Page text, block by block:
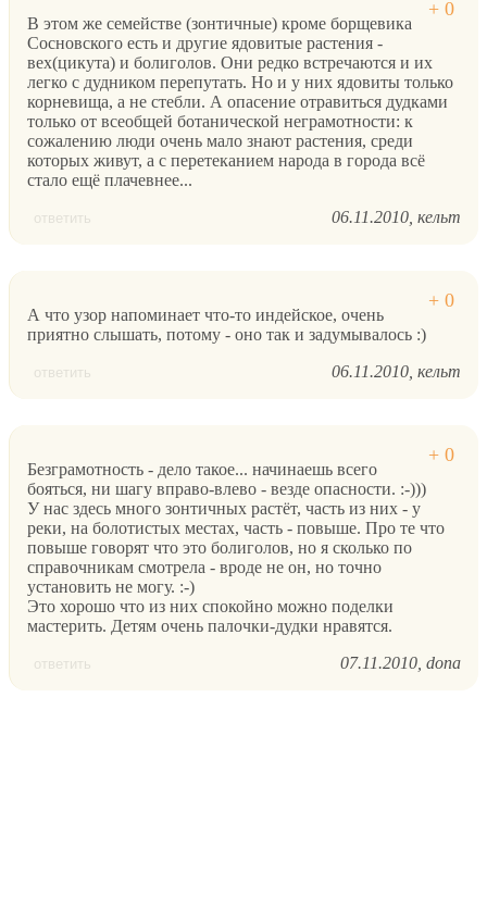
В этом же семействе (зонтичные) кроме борщевика
Сосновского есть и другие ядовитые растения -
вех(цикута) и болиголов. Они редко встречаются и их
легко с дудником перепутать. Но и у них ядовиты только
корневища, а не стебли. А опасение отравиться дудками
только от всеобщей ботанической неграмотности: к
сожалению люди очень мало знают растения, среди
которых живут, а с перетеканием народа в города всё
стало ещё плачевнее...
ответить 06.11.2010 кельт
А что узор напоминает что-то индейское, очень
приятно слышать, потому - оно так и задумывалось :)
ответить 06.11.2010 кельт
Безграмотность - дело такое... начинаешь всего
бояться, ни шагу вправо-влево - везде опасности. :-)))
У нас здесь много зонтичных растёт, часть из них - у
реки, на болотистых местах, часть - повыше. Про те что
повыше говорят что это болиголов, но я сколько по
справочникам смотрела - вроде не он, но точно
установить не могу. :-)
Это хорошо что из них спокойно можно поделки
мастерить. Детям очень палочки-дудки нравятся.
ответить 07.11.2010 dona